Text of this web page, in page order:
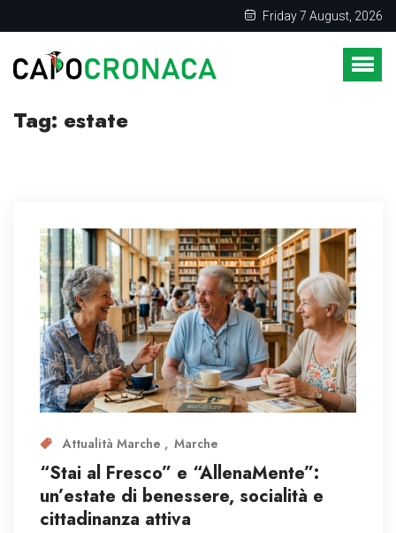
Friday 7 August, 2026
Tag: estate
Attualità Marche Marche
“Stai al Fresco” e “AllenaMente”:
un’estate di benessere, socialità e
cittadinanza attiva